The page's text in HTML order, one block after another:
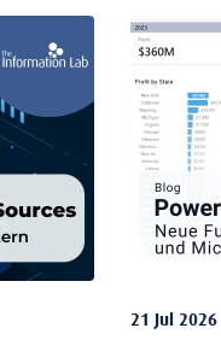
21 Jul 2026